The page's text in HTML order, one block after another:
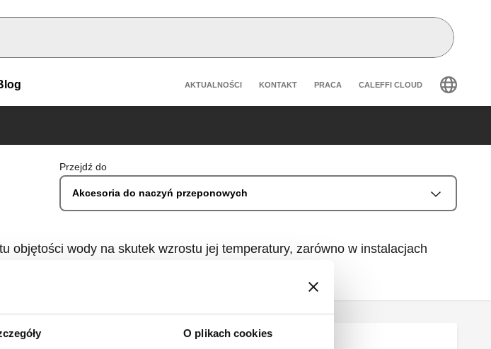
O plikach cookies
Header secondary navigation
AKTUALNOŚCI KONTAKT PRACA CALEFFI CLOUD
Przejdź do
Akcesoria do naczyń przeponowych
objętości wody na skutek wzrostu jej temperatury, zarówno w instalacjach